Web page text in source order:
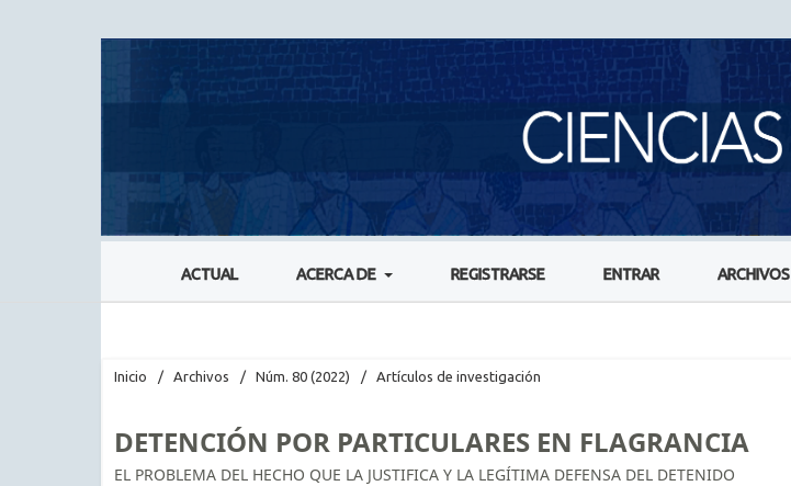
ACTUAL ACERCA DE REGISTRARSE ENTRAR ARCHIVOS
Inicio / Archivos / Núm. 80 (2022) / Artículos de investigación
DETENCIÓN POR PARTICULARES EN FLAGRANCIA
EL PROBLEMA DEL HECHO QUE LA JUSTIFICA Y LA LEGÍTIMA DEFENSA DEL DETENIDO